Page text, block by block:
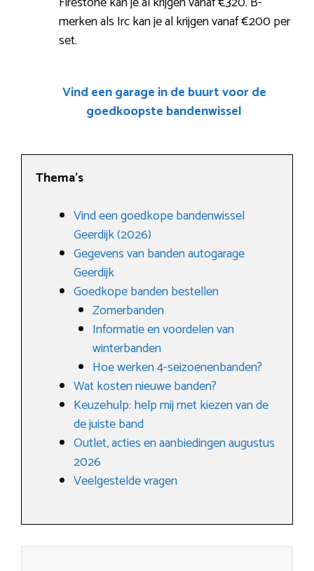
merken als Irc kan je al krijgen vanaf €200 per
set.
Vind een garage in de buurt voor de
goedkoopste bandenwissel
Thema’s
Vind een goedkope bandenwissel
Geerdijk (2026)
Gegevens van banden autogarage
Geerdijk
Goedkope banden bestellen
Zomerbanden
Informatie en voordelen van
winterbanden
Hoe werken 4-seizoenenbanden?
Wat kosten nieuwe banden?
Keuzehulp: help mij met kiezen van de
de juiste band
Outlet, acties en aanbiedingen augustus
2026
Veelgestelde vragen